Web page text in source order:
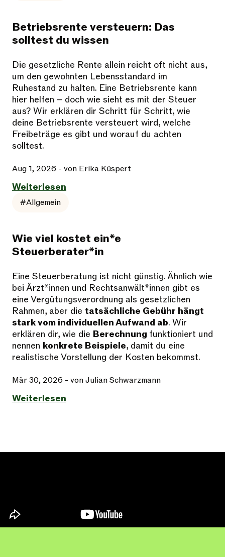
Betriebsrente versteuern: Das
solltest du wissen
Die gesetzliche Rente allein reicht oft nicht aus,
um den gewohnten Lebensstandard im
Ruhestand zu halten. Eine Betriebsrente kann
hier helfen – doch wie sieht es mit der Steuer
aus? Wir erklären dir Schritt für Schritt, wie
deine Betriebsrente versteuert wird, welche
Freibeträge es gibt und worauf du achten
solltest.
Aug 1, 2026 - von Erika Küspert
Weiterlesen
#Allgemein
Wie viel kostet ein*e
Steuerberater*in
Eine Steuerberatung ist nicht günstig. Ähnlich wie
bei Ärzt*innen und Rechtsanwält*innen gibt es
eine Vergütungsverordnung als gesetzlichen
Rahmen, aber die tatsächliche Gebühr hängt
stark vom individuellen Aufwand ab. Wir
erklären dir, wie die Berechnung funktioniert und
nennen konkrete Beispiele, damit du eine
realistische Vorstellung der Kosten bekommst.
Mär 30, 2026 - von Julian Schwarzmann
Weiterlesen